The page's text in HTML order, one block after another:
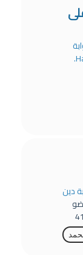
دين
41